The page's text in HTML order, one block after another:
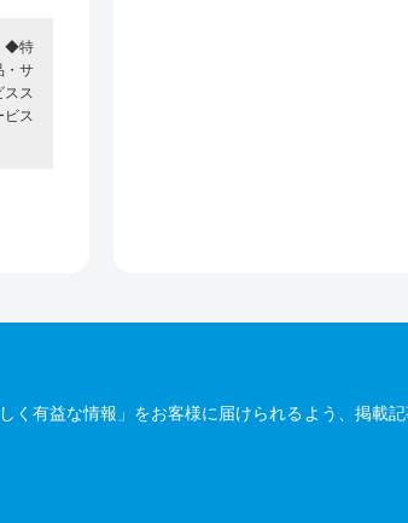
◆特
・サ
スス
ビス
有益な情報」をお客様に届けられるよう、掲載記